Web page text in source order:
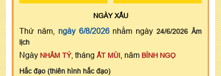
NGÀYXẤU
Thứ năm, ngày 6/8/2026nhằm ngày24/6/2026 Âm
lịch
Ngày NHÂM TÝ, tháng ẤT MÙI , năm BÍNH NGỌ
Hắc đạo (thiên hình hắc đạo)